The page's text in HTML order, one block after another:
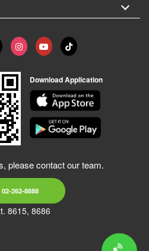
Download Application
please contact our team.
02-262-8888
8615, 8686